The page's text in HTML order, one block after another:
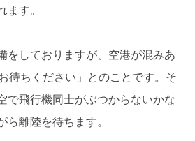
ます。
をしておりますが、空港が混みあ
待ちください」とのことです。そ
で飛行機同士がぶつからないかな
ら離陸を待ちます。